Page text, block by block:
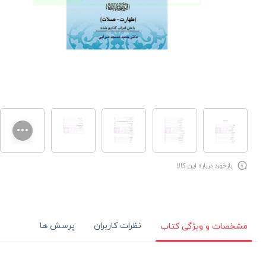
بازخورد درباره این کالا
مشخصات و ویژگی کتاب نظرات کاربران پرسش ها